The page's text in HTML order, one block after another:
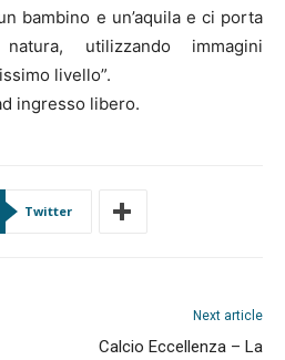
bambino e un’aquila e ci porta
utilizzando immagini
livello”.
ingresso libero.
Twitter
Next article
Calcio Eccellenza – La